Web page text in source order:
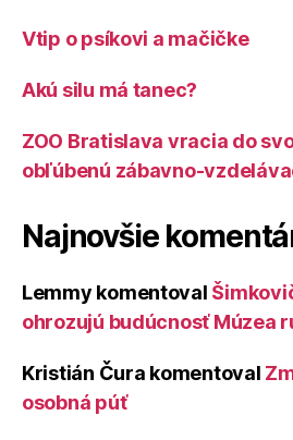
Vtip o psíkovi a mačičke
Akú silu má tanec?
ZOO Bratislava vracia do
obľúbenú zábavno-
Najnovšie
Lemmy komentoval
ohrozujú budúcnosť Múzea
Kristián Čura komentoval
osobná púť